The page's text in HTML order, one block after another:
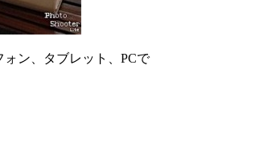
ン、タブレット、PCで